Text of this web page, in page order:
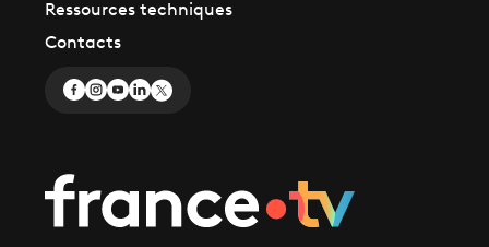
Ressources techniques
Contacts